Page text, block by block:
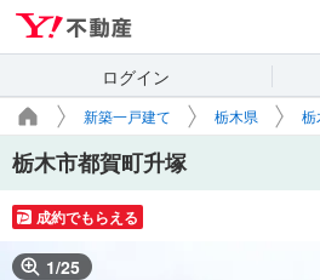
ログイン
新築一戸建て 栃木県 栃
栃木市都賀町升塚
成約でもらえる
1/25